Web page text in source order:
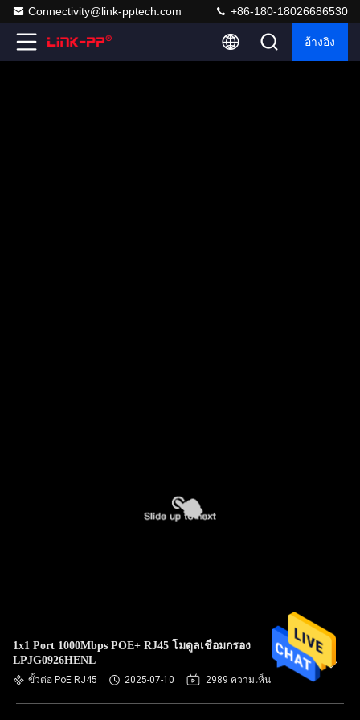
Connectivity@link-pptech.com +86-180-18026686530
อ้างอิง
1x1 Port 1000Mbps POE+ RJ45 โมดูลเชื่อมกรอง
LPJG0926HENL
ขั้วต่อ PoE RJ45 2025-07-10 2989 ความเห็น